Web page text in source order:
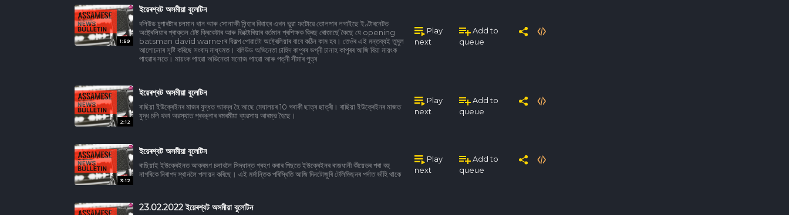
1:59
ইয়েৰশ্বট অসমীয়া বুলেটিন
বলিউড চুপাৰষ্টাৰ চলমান খান আৰু সোনাক্ষী সিন্হাৰ বিবাহৰ এখন ভুৱা ফটোৱে তোলপাৰ লগাইছে ইণ্টাৰনেটত
অষ্ট্ৰেলিয়াৰ প্ৰাক্তন টেষ্ট ক্ৰিকেটাৰ আৰু ভিক্টোৰিয়াৰ বৰ্তমান প্ৰশিক্ষক ক্ৰিছ ৰোজাৰ্ছে কৈছে যে opening
batsman david warnerৰ বিকল্প পোৱাটো অষ্ট্ৰেলিয়াৰ বাবে কঠিন কাম হব। তেওঁৰ এই মন্তব্যই তুমুল
আলোচনাৰ সৃষ্টি কৰিছে সংবাদ মাধ্যমত। বলিউড অভিনেতা চাহিদ কাপুৰৰ ভগ্নী চানাহ কাপুৰৰ আজি বিয়া মায়ংক
পাহৱাৰ সতে। মায়ংক পাহৱা অভিনেতা মনোজ পাহৱা আৰু পত্নী সীমাৰ পুত্ৰ
Play
next
Add to
queue
2:12
ইয়েৰশ্বট অসমীয়া বুলেটিন
ৰাছিয়া ইউক্ৰেইনৰ মাজৰ যুদ্ধত আবদ্ধ হৈ আছে মেঘালয়ৰ 10 গৰাকী ছাত্ৰ ছাত্ৰী। ৰাছিয়া ইউক্ৰেইনৰ মাজত
যুদ্ধ চলি থকা অৱস্থাত প্ৰবঞ্ছনাৰ ৰমৰমীয়া ব্যৱসায় আৰম্ভ হৈছে।
Play
next
Add to
queue
3:12
ইয়েৰশ্বট অসমীয়া বুলেটিন
ৰাছিয়াই ইউক্ৰেইনত আক্ৰমণ চলাবলৈ সিদ্ধান্ত গ্ৰহণ কৰাৰ পিছতে ইউক্ৰেইনৰ ৰাজধানী কীয়েভৰ পৰা বহু
নাগৰিকে নিৰাপদ স্থানলৈ পলায়ন কৰিছে। এই মৰ্মান্তিক পৰিস্থিতি আজি দিনটোজুৰি টেলিভিছনৰ পৰ্দাত ভাঁহি থাকে
Play
next
Add to
queue
23.02.2022 ইয়েৰশ্বট অসমীয়া বুলেটিন